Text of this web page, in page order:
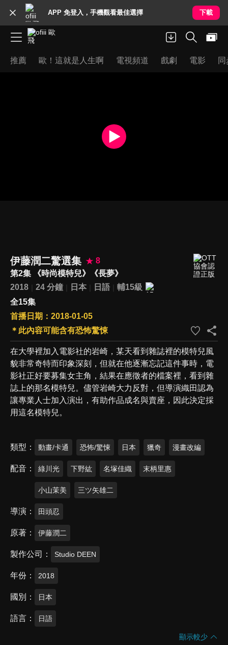
APP 免登入，手機觀看最佳選擇 下載
推薦 歐！這就是人生啊 電視頻道 戲劇 電影
伊藤潤二驚選集
8
第2集 《時尚模特兒》《長夢》
2018
24 分鐘 日本 日語
輔15級
全15集
首播日期：2018-01-05
＊此內容可能含有恐怖驚悚
在大學裡加入電影社的岩崎，某天看到雜誌裡的模特兒風
貌非常奇特而印象深刻，但就在他逐漸忘記這件事時，電
影社正好要募集女主角，結果在應徵者的檔案裡，看到雜
誌上的那名模特兒。儘管岩崎大力反對，但導演織田認為
讓專業人士加入演出，有助作品成名與賣座，因此決定採
用這名模特兒。
類型 動畫/卡通 恐怖/驚悚 日本 獵奇 漫畫改編
配音 綠川光 下野紘 名塚佳織 末柄里惠
小山茉美 三ツ矢雄二
導演 田頭忍
原著 伊藤潤二
製作公司 Studio DEEN
年份 2018
國別 日本
語言 日語
顯示較少